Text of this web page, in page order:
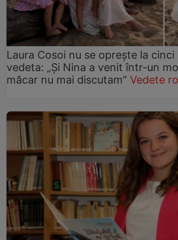
Laura Cosoi nu se oprește la cinci
vedeta: „Și Nina a venit într-un
măcar nu mai discutam” Vedete